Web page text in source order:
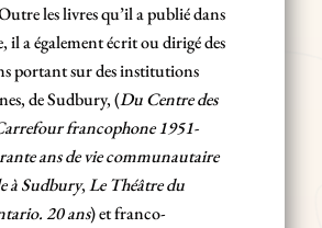
les livres qu’il a publié dans
il a également écrit ou dirigé des
portant sur des institutions
de Sudbury, (Du Centre des
francophone 1951-
ans de vie communautaire
à Sudbury,Le Théâtre du
20 ans) et franco-